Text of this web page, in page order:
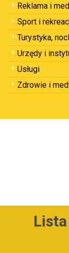
Reklama i
Sport i
Turystyka,
Urzędy i
Usługi
Zdrowie i